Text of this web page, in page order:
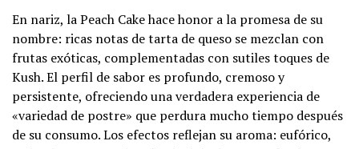
En nariz, la Peach Cake hace honor a la promesa de su
nombre: ricas notas de tarta de queso se mezclan con
frutas exóticas, complementadas con sutiles toques de
Kush. El perfil de sabor es profundo, cremoso y
persistente, ofreciendo una verdadera experiencia de
«variedad de postre» que perdura mucho tiempo después
de su consumo. Los efectos reflejan su aroma: eufórico,